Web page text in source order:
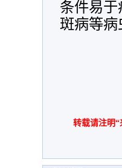
条件易
斑病等病
转载请注明“